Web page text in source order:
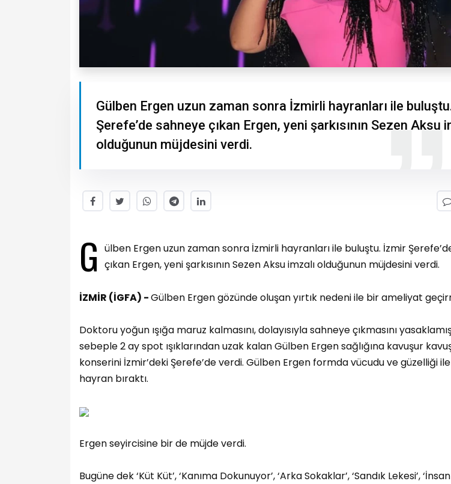
Gülben Ergen uzun zaman sonra İzmirli hayranları ile
Şerefe’de sahneye çıkan Ergen, yeni şarkısının Sezen Aksu
olduğunun müjdesini verdi.
G ülben Ergen uzun zaman sonra İzmirli hayranları ile buluştu. İzmir
çıkan Ergen, yeni şarkısının Sezen Aksu imzalı olduğunun müjdesini verdi.
İZMİR (İGFA) -Gülben Ergen gözünde oluşan yırtık nedeni ile bir ameliyat
Doktoru yoğun ışığa maruz kalmasını, dolayısıyla sahneye çıkmasını
sebeple 2 ay spot ışıklarından uzak kalan Gülben Ergen sağlığına kavuşur
konserini İzmir’deki Şerefe’de verdi. Gülben Ergen formda vücudu ve güzelliği
hayran bıraktı.
Ergen seyircisine bir de müjde verdi.
Bugüne dek ‘Küt Küt’, ‘Kanıma Dokunuyor’, ‘Arka Sokaklar’, ‘Sandık Lekesi’,